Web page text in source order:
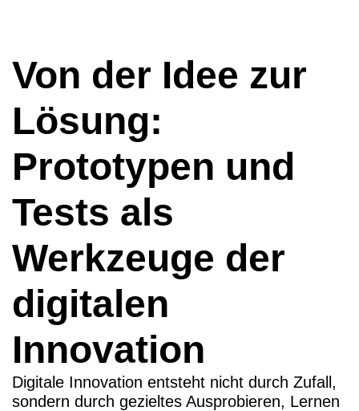
Von der Idee zur
Lösung:
Prototypen und
Tests als
Werkzeuge der
digitalen
Innovation
Digitale Innovation entsteht nicht durch Zufall,
sondern durch gezieltes Ausprobieren, Lernen